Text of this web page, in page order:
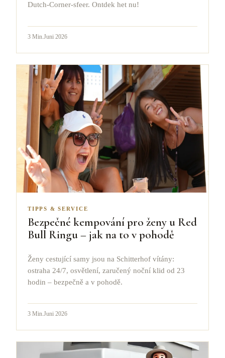
Dutch-Corner-sfeer. Ontdek het nu!
3 Min. Juni 2026
TIPPS & SERVICE
Bezpečné kempování pro ženy u Red
Bull Ringu – jak na to v pohodě
Ženy cestující samy jsou na Schitterhof vítány:
ostraha 24/7, osvětlení, zaručený noční klid od 23
hodin – bezpečně a v pohodě.
3 Min.Juni 2026